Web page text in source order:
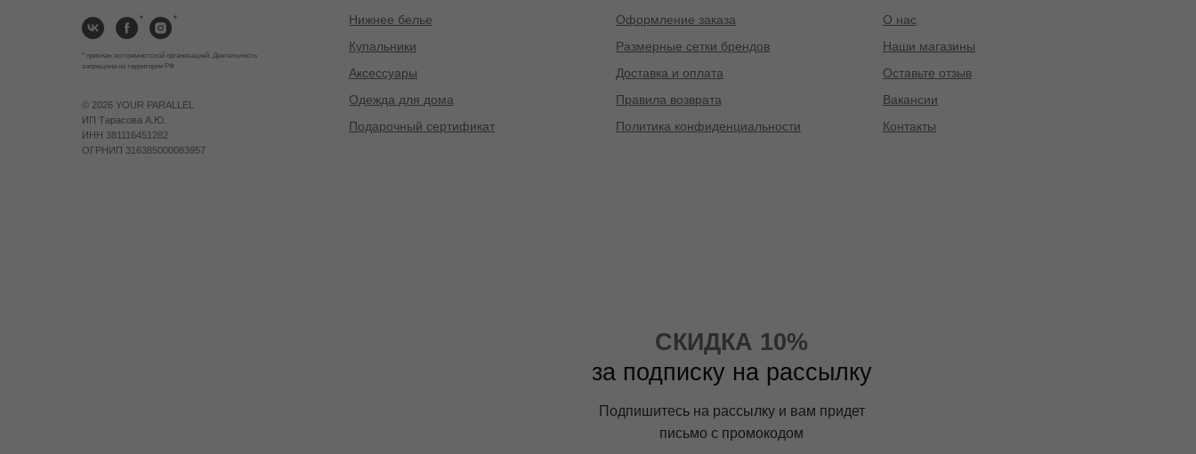
Нижнее белье
Купальники
Аксессуары
Одежда для дома
Подарочный сертификат
Оформление заказа
Размерные сетки брендов
Доставка и оплата
Правила возврата
Политика конфиденциальности
О нас
Наши магазины
Оставьте отзыв
Вакансии
Контакты
© 2026 YOUR PARALLEL
ИП Тарасова А.Ю.
ИНН 381116451282
ОГРНИП 316385000083957
* признан экстремистской организацией. Деятельность
запрещена на территории РФ
* *
СКИДКА 10%
за подписку на рассылку
Подпишитесь на рассылку и вам придет
письмо с промокодом